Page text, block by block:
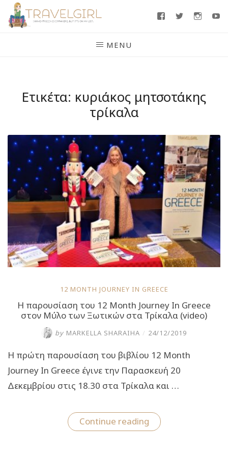
Skip
FacebookTwitter
MENU
Ετικέτα: κυριάκος μητσοτάκης
τρίκαλα
12 MONTH JOURNEY IN GREECE
Η παρουσίαση του 12 Month Journey In Greece
στον Μύλο των Ξωτικών στα Τρίκαλα (video)
by MARKELLA SHARAIHA / 24/12/2019
H πρώτη παρουσίαση του βιβλίου 12 Month
Journey In Greece έγινε την Παρασκευή 20
Δεκεμβρίου στις 18.30 στα Τρίκαλα και …
Continue reading“Η
παρουσίαση